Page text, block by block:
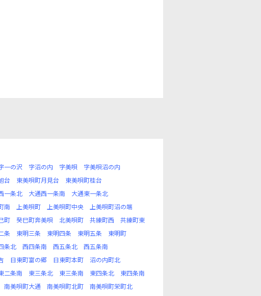
一の沢 字沼の内 字美唄
字美唄沼の内
台 東美唄町月見台
東美唄町桂台
一条北 大通西一条南
大通東一条北
南 上美唄町 上美唄町中央
上美唄町沼の端
町 癸巳町奔美唄 北美唄町 共練町西
共練町東
条 東明三条 東明四条 東明五条
東明町
条北 西四条南 西五条北
西五条南
日東町富の郷 日東町本町
沼の内町北
二条南 東三条北 東三条南 東四条北
東四条南
南美唄町大通 南美唄町北町
南美唄町栄町北